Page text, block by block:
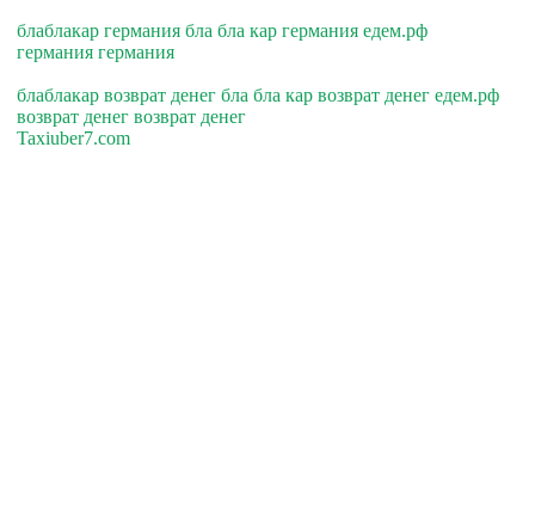
блаблакар германия бла бла кар германия едем.рф
германия германия
блаблакар возврат денег бла бла кар возврат денег едем.рф
возврат денег возврат денег
Taxiuber7.com